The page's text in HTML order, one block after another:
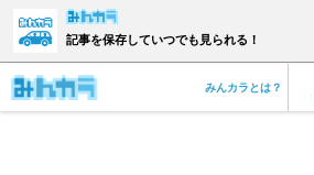
記事を保存していつでも見られる！
みんカラとは？